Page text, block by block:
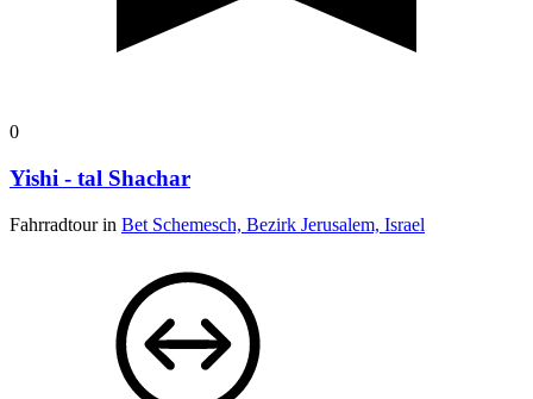
0
Yishi - tal Shachar
Fahrradtour in Bet Schemesch, Bezirk Jerusalem, Israel